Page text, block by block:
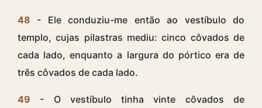
48 - Ele conduziu-me então ao vestíbulo do
templo, cujas pilastras mediu: cinco côvados de
cada lado, enquanto a largura do pórtico era de
três côvados de cada lado.
49 - O vestíbulo tinha vinte côvados de